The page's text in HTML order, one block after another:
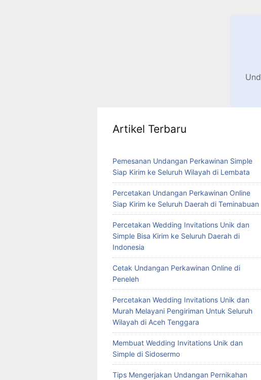
Artikel Terbaru
Pemesanan Undangan Perkawinan Simple
Siap Kirim ke Seluruh Wilayah di Lembata
Percetakan Undangan Perkawinan Online
Siap Kirim ke Seluruh Daerah di Teminabuan
Percetakan Wedding Invitations Unik dan
Simple Bisa Kirim ke Seluruh Daerah di
Indonesia
Cetak Undangan Perkawinan Online di
Peneleh
Percetakan Wedding Invitations Unik dan
Murah Melayani Pengiriman Untuk Seluruh
Wilayah di Aceh Tenggara
Membuat Wedding Invitations Unik dan
Simple di Sidosermo
Tips Mengerjakan Undangan Pernikahan